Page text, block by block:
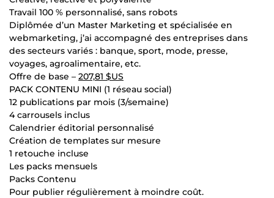
Travail 100 % personnalisé, sans robots
Diplômée d’un Master Marketing et spécialisée en
webmarketing, j’ai accompagné des entreprises dans
des secteurs variés : banque, sport, mode, presse,
voyages, agroalimentaire, etc.
Offre de base – 207,81 $US
PACK CONTENU MINI (1 réseau social)
12 publications par mois (3/semaine)
4 carrousels inclus
Calendrier éditorial personnalisé
Création de templates sur mesure
1 retouche incluse
Les packs mensuels
Packs Contenu
Pour publier régulièrement à moindre coût.